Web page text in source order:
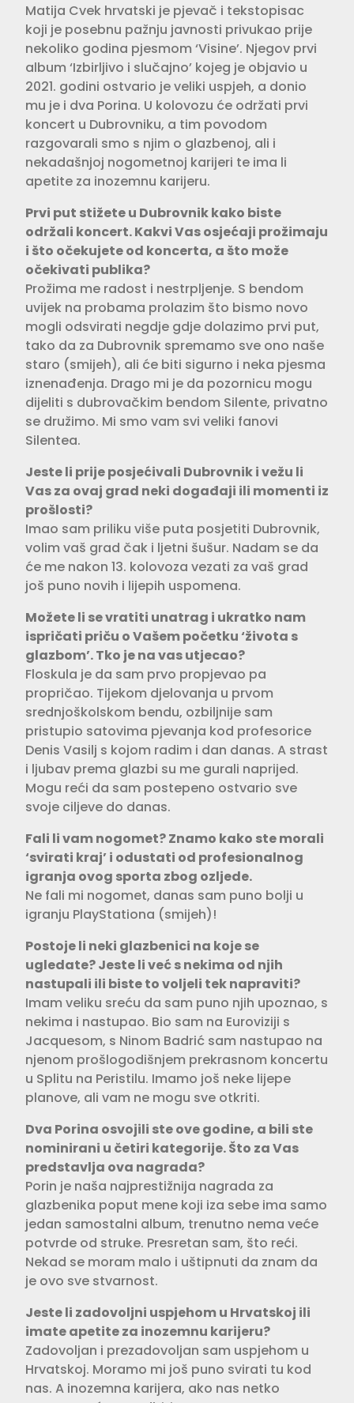
Matija Cvek hrvatski je pjevač i tekstopisac
koji je posebnu pažnju javnosti privukao prije
nekoliko godina pjesmom ‘Visine’. Njegov prvi
album ‘Izbirljivo i slučajno’ kojeg je objavio u
2021. godini ostvario je veliki uspjeh, a donio
mu je i dva Porina. U kolovozu će održati prvi
koncert u Dubrovniku, a tim povodom
razgovarali smo s njim o glazbenoj, ali i
nekadašnjoj nogometnoj karijeri te ima li
apetite za inozemnu karijeru.
Prvi put stižete u Dubrovnik kako biste
održali koncert. Kakvi Vas osjećaji prožimaju
i što očekujete od koncerta, a što može
očekivati publika?
Prožima me radost i nestrpljenje. S bendom
uvijek na probama prolazim što bismo novo
mogli odsvirati negdje gdje dolazimo prvi put,
tako da za Dubrovnik spremamo sve ono naše
staro (smijeh), ali će biti sigurno i neka pjesma
iznenađenja. Drago mi je da pozornicu mogu
dijeliti s dubrovačkim bendom Silente, privatno
se družimo. Mi smo vam svi veliki fanovi
Silentea.
Jeste li prije posjećivali Dubrovnik i vežu li
Vas za ovaj grad neki događaji ili momenti iz
prošlosti?
Imao sam priliku više puta posjetiti Dubrovnik,
volim vaš grad čak i ljetni šušur. Nadam se da
će me nakon 13. kolovoza vezati za vaš grad
još puno novih i lijepih uspomena.
Možete li se vratiti unatrag i ukratko nam
ispričati priču o Vašem početku ‘života s
glazbom’. Tko je na vas utjecao?
Floskula je da sam prvo propjevao pa
propričao. Tijekom djelovanja u prvom
srednjoškolskom bendu, ozbiljnije sam
pristupio satovima pjevanja kod profesorice
Denis Vasilj s kojom radim i dan danas. A strast
i ljubav prema glazbi su me gurali naprijed.
Mogu reći da sam postepeno ostvario sve
svoje ciljeve do danas.
Fali li vam nogomet? Znamo kako ste morali
‘svirati kraj’ i odustati od profesionalnog
igranja ovog sporta zbog ozljede.
Ne fali mi nogomet, danas sam puno bolji u
igranju PlayStationa (smijeh)!
Postoje li neki glazbenici na koje se
ugledate? Jeste li već s nekima od njih
nastupali ili biste to voljeli tek napraviti?
Imam veliku sreću da sam puno njih upoznao, s
nekima i nastupao. Bio sam na Euroviziji s
Jacquesom, s Ninom Badrić sam nastupao na
njenom prošlogodišnjem prekrasnom koncertu
u Splitu na Peristilu. Imamo još neke lijepe
planove, ali vam ne mogu sve otkriti.
Dva Porina osvojili ste ove godine, a bili ste
nominirani u četiri kategorije. Što za Vas
predstavlja ova nagrada?
Porin je naša najprestižnija nagrada za
glazbenika poput mene koji iza sebe ima samo
jedan samostalni album, trenutno nema veće
potvrde od struke. Presretan sam, što reći.
Nekad se moram malo i uštipnuti da znam da
je ovo sve stvarnost.
Jeste li zadovoljni uspjehom u Hrvatskoj ili
imate apetite za inozemnu karijeru?
Zadovoljan i prezadovoljan sam uspjehom u
Hrvatskoj. Moramo mi još puno svirati tu kod
nas. A inozemna karijera, ako nas netko